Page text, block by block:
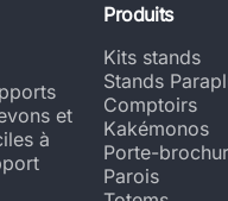
et
à
Produits
Kits stands
Stands
Comptoirs
Kakémonos
Porte-
Parois